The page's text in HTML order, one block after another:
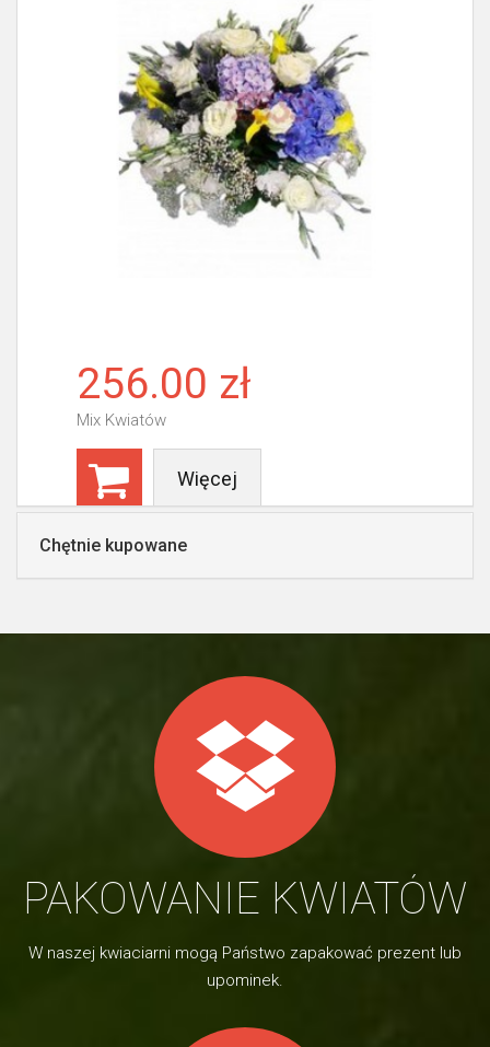
256.00 zł
Mix Kwiatów
Więcej
Chętnie kupowane
PAKOWANIE KWIATÓW
W naszej kwiaciarni mogą Państwo zapakować prezent lub
upominek.